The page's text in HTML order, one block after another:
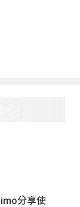
分享使